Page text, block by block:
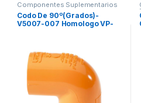
Componentes Suplementarios
Codo De 90º(Grados)-
V5007-007 Homologo VP-